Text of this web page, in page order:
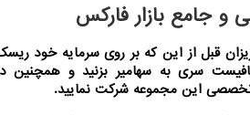
جامع بازار فاركس
قبل از این كه بر روی سرمایه خود
كافیست سری به سهامیر بزنید و همچنین
این مجموعه شركت نمایید.